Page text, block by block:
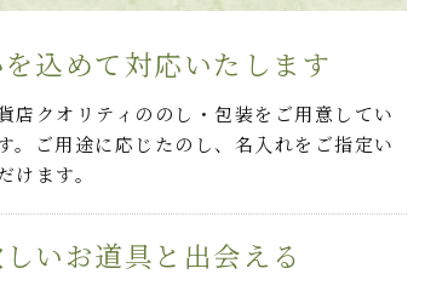
込めて対応いたします
店クオリティののし・包装をご用意してい
。ご用途に応じたのし、名入れをご指定い
けます。
いお道具と出会える